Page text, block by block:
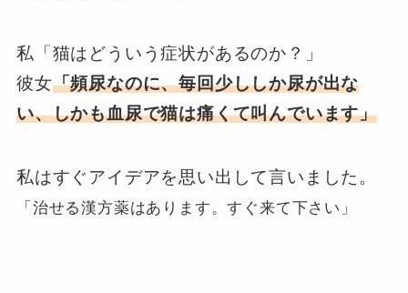
私「猫はどういう症状があるのか？」
彼女「頻尿なのに、毎回少ししか尿が出な
い、しかも血尿で猫は痛くて叫んでいます」
私はすぐアイデアを思い出して言いました。
「治せる漢方薬はあります。すぐ来て下さい」